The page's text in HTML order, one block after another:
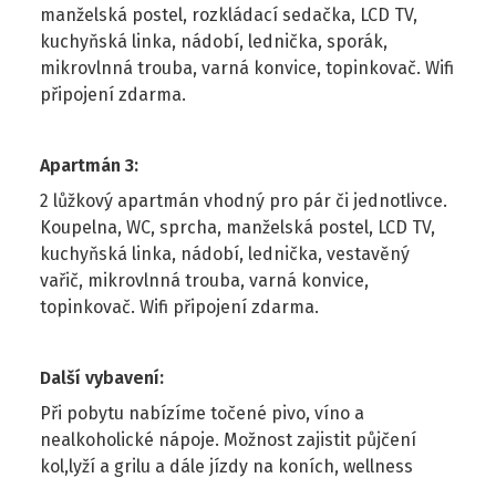
manželská postel, rozkládací sedačka, LCD TV,
kuchyňská linka, nádobí, lednička, sporák,
mikrovlnná trouba, varná konvice, topinkovač. Wifi
připojení zdarma.
Apartmán 3:
2 lůžkový apartmán vhodný pro pár či jednotlivce.
Koupelna, WC, sprcha, manželská postel, LCD TV,
kuchyňská linka, nádobí, lednička, vestavěný
vařič, mikrovlnná trouba, varná konvice,
topinkovač. Wifi připojení zdarma.
Další vybavení:
Při pobytu nabízíme točené pivo, víno a
nealkoholické nápoje. Možnost zajistit půjčení
kol,lyží a grilu a dále jízdy na koních, wellness